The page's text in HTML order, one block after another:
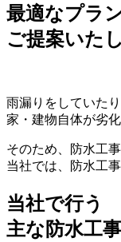
最適なプラ
ご提案いた
雨漏りをしていた
家・建物自体が劣
そのため、防水工
当社では、防水工
当社で行う
主な防水工